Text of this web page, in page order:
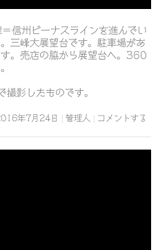
信州ビーナスラインを進んでい
三峰大展望台です。駐車場があ
。売店の脇から展望台へ。360
撮影したものです。
年7月24日 管理人 コメントする